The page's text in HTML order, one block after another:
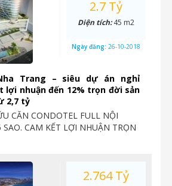
Trang – siêu dự án nghỉ
lợi nhuận đến 12% trọn đời sản
2,7 tỷ
CĂN CONDOTEL FULL NỘI
SAO. CAM KẾT LỢI NHUẬN TRỌN
2.7 Tỷ
Diện tích:45 m2
Ngày đăng: 26-10-2018
2.764 Tỷ